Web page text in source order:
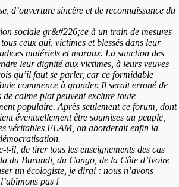
d’ouverture sincère et de reconnaissance du
sociale gr&#226;ce à un train de mesures
ceux qui, victimes et blessés dans leur
matériels et moraux. La sanction des
leur dignité aux victimes, à leurs veuves
qu’il faut se parler, car ce formidable
commence à gronder. Il serait erroné de
calme plat peuvent exclure toute
populaire. Après seulement ce forum, dont
éventuellement être soumises au peuple,
véritables FLAM, on aborderait enfin la
t-il, de tirer tous les enseignements des cas
du Burundi, du Congo, de la Côte d’Ivoire
un écologiste, je dirai : nous n’avons
pas !